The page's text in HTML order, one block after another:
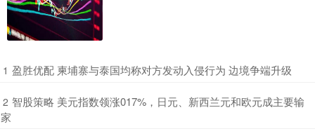
1 ​盈胜优配 柬埔寨与泰国均称对方发动入侵行为 边境争端升级
2 ​智股策略 美元指数领涨017%，日元、新西兰元和欧元成主要输
家